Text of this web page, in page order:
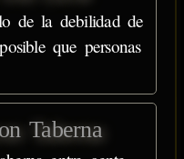
de la debilidad de
que personas
Taberna